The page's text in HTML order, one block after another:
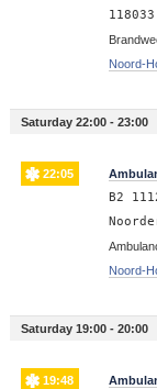
118033
Noord-
Saturday 22:00 - 23:00
22:05
B2
Noord-
Saturday 19:00 - 20:00
19:48